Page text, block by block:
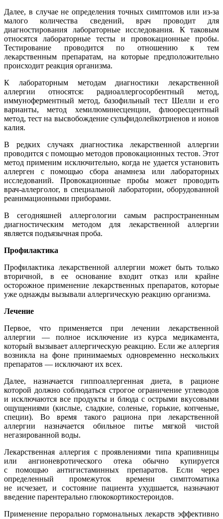
Далее, в случае не определения точных симптомов или из-за
малого количества сведений, врач проводит для
диагностирования лабораторные исследования. К таковым
относятся лабораторные тесты и провокационные пробы.
Тестирование проводится по отношению к тем
лекарственным препаратам, на которые предположительно
происходит реакция организма.
К лабораторным методам диагностики лекарственной
аллергии относятся: радиоаллергосорбентный метод,
иммуноферментный метод, базофильный тест Шелли и его
варианты, метод хемилюминесценции, флюоресцентный
метод, тест на высвобождение сульфидолейкотриенов и ионов
калия.
В редких случаях диагностика лекарственной аллергии
проводится с помощью методов провокационных тестов. Этот
метод применим исключительно, когда не удается установить
аллерген с помощью сбора анамнеза или лабораторных
исследований. Провокационные пробы может проводить
врач-аллерголог, в специальной лаборатории, оборудованной
реанимационными приборами.
В сегодняшней аллергологии самым распространенным
диагностическим методом для лекарственной аллергии
является подъязычная проба.
Профилактика
Профилактика лекарственной аллергии может быть только
вторичной, в ее основание входит отказ или крайне
осторожное применение лекарственных препаратов, которые
уже однажды вызывали аллергическую реакцию организма.
Лечение
Первое, что применяется при лечении лекарственной
аллергии — полное исключение из курса медикамента,
который вызывает аллергическую реакцию. Если же аллергия
возникла на фоне принимаемых одновременно нескольких
препаратов — исключают их всех.
Далее, назначается гиппоаллергенная диета, в рационе
которой должно соблюдаться строгое ограничение углеводов
и исключаются все продукты и блюда с острыми вкусовыми
ощущениями (кислые, сладкие, соленые, горькие, копченые,
специи). Во время такого рациона при лекарственной
аллергии назначается обильное питье мягкой чистой
негазированной воды.
Лекарственная аллергия с проявлениями типа крапивницы
или ангионевротического отека обычно купируется
с помощью антигистаминных препаратов. Если через
определенный промежуток времени симптоматика
не исчезает, и состояние пациента ухудшается, назначают
введение парентерально глюкокортикостероидов.
Применение перорально гормональных лекарств эффективно